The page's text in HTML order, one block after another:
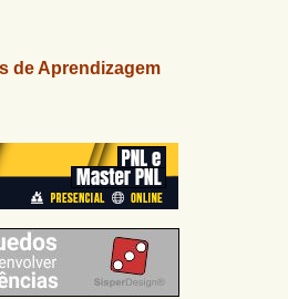
de Aprendizagem